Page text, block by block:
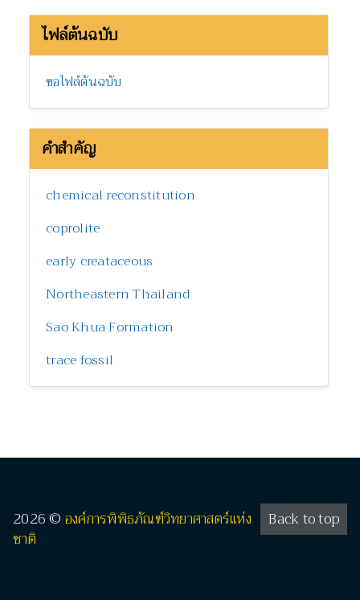
ไฟล์ต้นฉบับ
ขอไฟล์ต้นฉบับ
คำสำคัญ
chemical reconstitution
coprolite
early creataceous
Northeastern Thailand
Sao Khua Formation
trace fossil
Back to top
2026 © องค์การพิพิธภัณฑ์วิทยาศาสตร์แห่ง
ชาติ